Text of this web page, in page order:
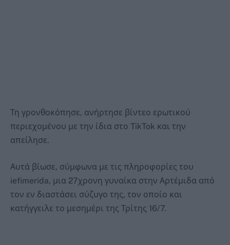
Τη γρονθοκόπησε, ανήρτησε βίντεο ερωτικού
περιεχομένου με την ίδια στο TikTok και την
απείλησε.
Αυτά βίωσε, σύμφωνα με τις πληροφορίες του
iefimerida, μια 27χρονη γυναίκα στην Αρτέμιδα από
τον εν διαστάσει σύζυγο της, τον οποίο και
κατήγγειλε το μεσημέρι της Τρίτης 16/7.